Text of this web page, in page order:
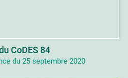
CoDES 84
du 25 septembre 2020